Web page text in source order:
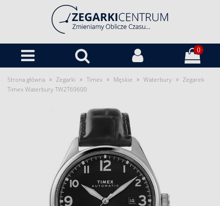
0
Strona główna » Zegarki » Timex » Męskie » Waterbury » Zegarek
Timex Waterbury TW2T69600